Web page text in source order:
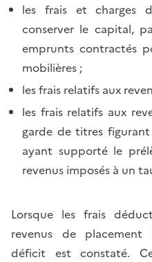
les frais et charges
conserver le capital,
emprunts contractés
mobilières ;
les frais relatifs aux
les frais relatifs aux
garde de titres figurant
ayant supporté le
revenus imposés à un
Lorsque les frais
revenus de placement
déficit est constaté.